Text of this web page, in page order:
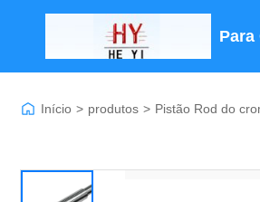
Para
Início > produtos > Pistão Rod do